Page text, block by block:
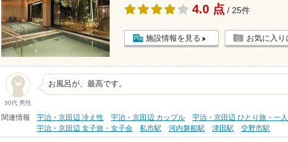
4.0 点 / 25件
施設情報を見る お気に入り
30代 男性
お風呂が、最高です。
関連情報 宇治・京田辺 冷え性 宇治・京田辺 カップル
宇治・京田辺 ひとり旅・一
宇治・京田辺 女子旅・女子会
私市駅 河内磐船駅 津田駅 交野市駅